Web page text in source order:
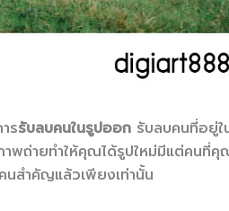
รรับลบคนในรูปออก รับลบคนที่อยู่
พถ่ายทำให้คุณได้รูปใหม่มีแต่คนที่
นสำคัญแล้วเพียงเท่านั้น